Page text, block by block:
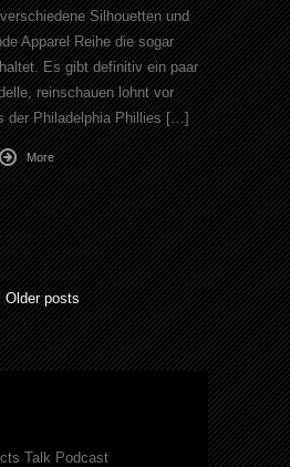
Silhouetten und
Apparel Reihe die sogar
Es gibt definitiv ein paar
reinschauen lohnt vor
der Philadelphia Phillies […]
More
Older posts
Talk Podcast